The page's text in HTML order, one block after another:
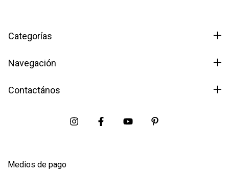
Categorías
Navegación
Contactános
Medios de pago